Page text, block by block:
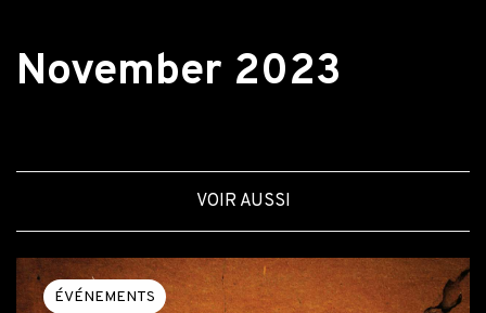
November 2023
VOIR AUSSI
ÉVÉNEMENTS